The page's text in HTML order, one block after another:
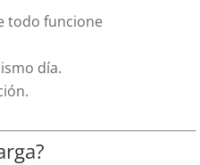
todo funcione
día.